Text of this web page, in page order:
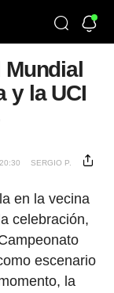
Mundial
y la UCI
SERGIO P.
en la vecina
celebración,
escenario
la